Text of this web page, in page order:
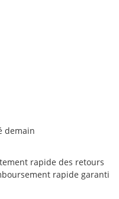
demain
rapide des retours
rapide garanti